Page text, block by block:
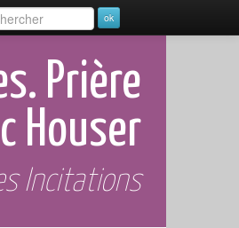
Prière
Houser
Incitations